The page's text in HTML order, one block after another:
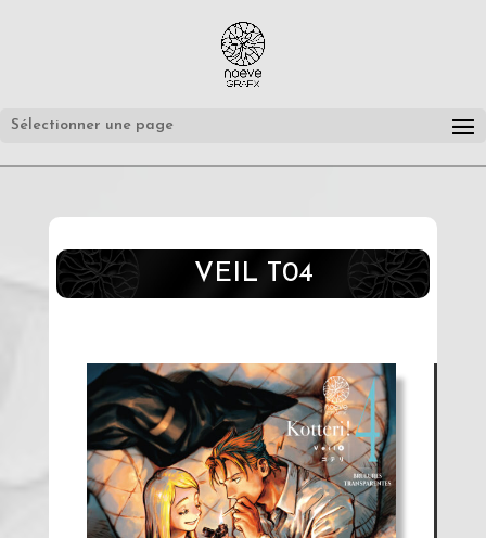
Sélectionner une page
VEIL T04